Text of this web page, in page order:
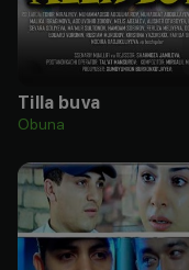
Tilla buva
Obuna